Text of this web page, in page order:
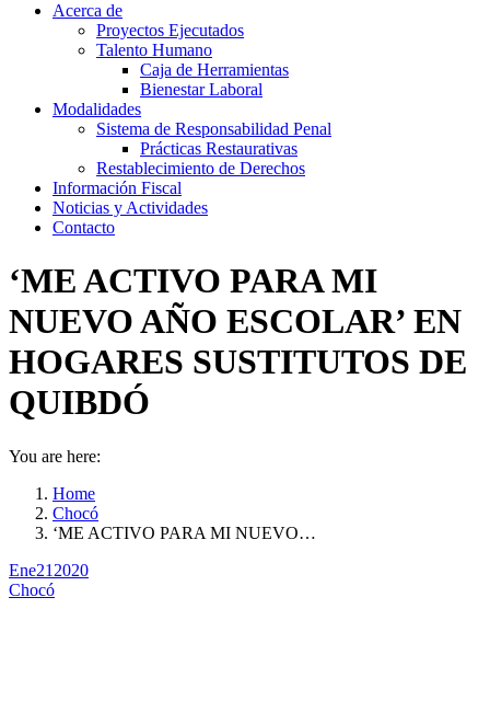
Acerca de
Proyectos Ejecutados
Talento Humano
Caja de Herramientas
Bienestar Laboral
Modalidades
Sistema de Responsabilidad Penal
Prácticas Restaurativas
Restablecimiento de Derechos
Información Fiscal
Noticias y Actividades
Contacto
‘ME ACTIVO PARA MI
NUEVO AÑO ESCOLAR’ EN
HOGARES SUSTITUTOS DE
QUIBDÓ
You are here:
Home
Chocó
‘ME ACTIVO PARA MI NUEVO…
Ene21 2020
Chocó